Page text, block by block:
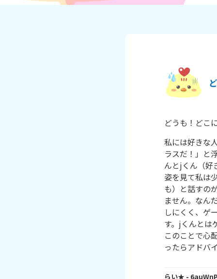
どうも！どこ
私には好きな
ラスだ！」と
んとjくん（好
姿を見て私は
も）と話すの
ません。なん
しにくく、ゲ
す。jくんとは
このことで心
ったらアドバ
らい★ -